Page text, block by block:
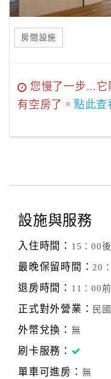
房間設施
您慢了一步...它
有空房了。 點此查
設施與服務
入住時間： 15：00後
最晚保留時間：20
退房時間： 11：00前
正式對外營業： 民
外幣兌換： 無
刷卡服務：
單車可進房： 無